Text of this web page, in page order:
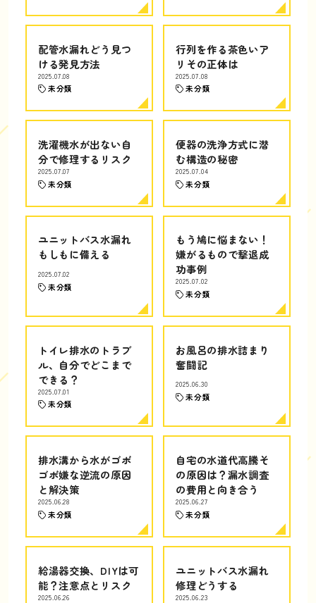
配管水漏れどう見つ
ける発見方法
2025.07.08
未分類
行列を作る茶色いア
リその正体は
2025.07.08
未分類
洗濯機水が出ない自
分で修理するリスク
2025.07.07
未分類
便器の洗浄方式に潜
む構造の秘密
2025.07.04
未分類
ユニットバス水漏れ
もしもに備える
2025.07.02
未分類
もう鳩に悩まない！
嫌がるもので撃退成
功事例
2025.07.02
未分類
トイレ排水のトラブ
ル、自分でどこまで
できる？
2025.07.01
未分類
お風呂の排水詰まり
奮闘記
2025.06.30
未分類
排水溝から水がゴボ
ゴボ嫌な逆流の原因
と解決策
2025.06.28
未分類
自宅の水道代高騰そ
の原因は？漏水調査
の費用と向き合う
2025.06.27
未分類
給湯器交換、DIYは可
能？注意点とリスク
2025.06.26
ユニットバス水漏れ
修理どうする
2025.06.23